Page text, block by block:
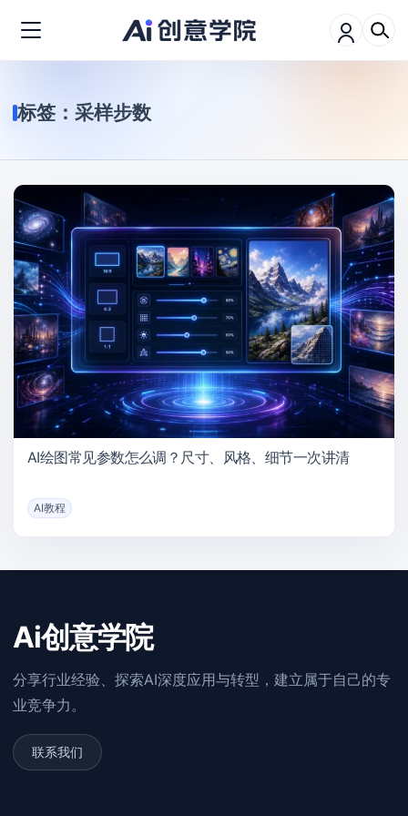
标签： 采样步数
AI绘图常见参数怎么调？尺寸、风格、细节一次讲清
AI教程
Ai创意学院
分享行业经验、探索AI深度应用与转型，建立属于自己的专
业竞争力。
联系我们